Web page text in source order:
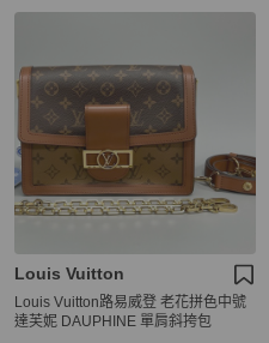
Louis Vuitton
Louis Vuitton路易威登 老花拼色中號
達芙妮 DAUPHINE 單肩斜挎包